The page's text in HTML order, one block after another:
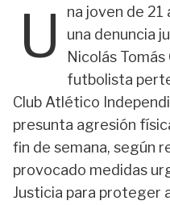
U
na joven de 21
una denuncia
Nicolás
futbolista
Club Atlético
presunta agresión
fin de semana, según
provocado medidas
Justicia para proteger